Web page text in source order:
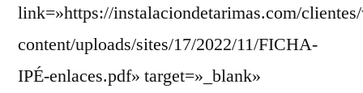
link=»https://instalaciondetarimas.com/
content/uploads/sites/17/2022/11/FICHA-
IPÉ-enlaces.pdf» target=»_blank»